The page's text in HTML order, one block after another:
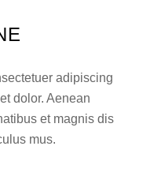
adipiscing
dolor. Aenean
et magnis dis
mus.